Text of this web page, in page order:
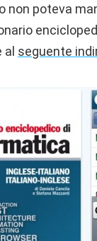
poteva
al seguente